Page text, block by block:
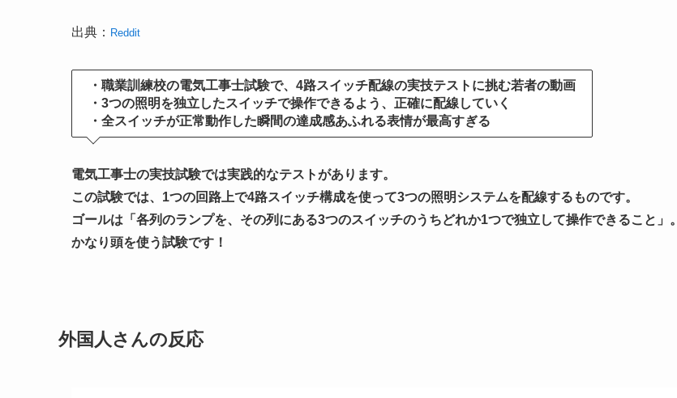
出典： Reddit
・職業訓練校の電気工事士試験で、4路スイッチ配線の実技テストに挑む若者の動画
・3つの照明を独立したスイッチで操作できるよう、正確に配線していく
・全スイッチが正常動作した瞬間の達成感あふれる表情が最高すぎる
電気工事士の実技試験では実践的なテストがあります。
この試験では、1つの回路上で4路スイッチ構成を使って3つの照明システムを配線するものです。
ゴールは「各列のランプを、その列にある3つのスイッチのうちどれか1つで独立して操作できること」。
かなり頭を使う試験です！
外国人さんの反応